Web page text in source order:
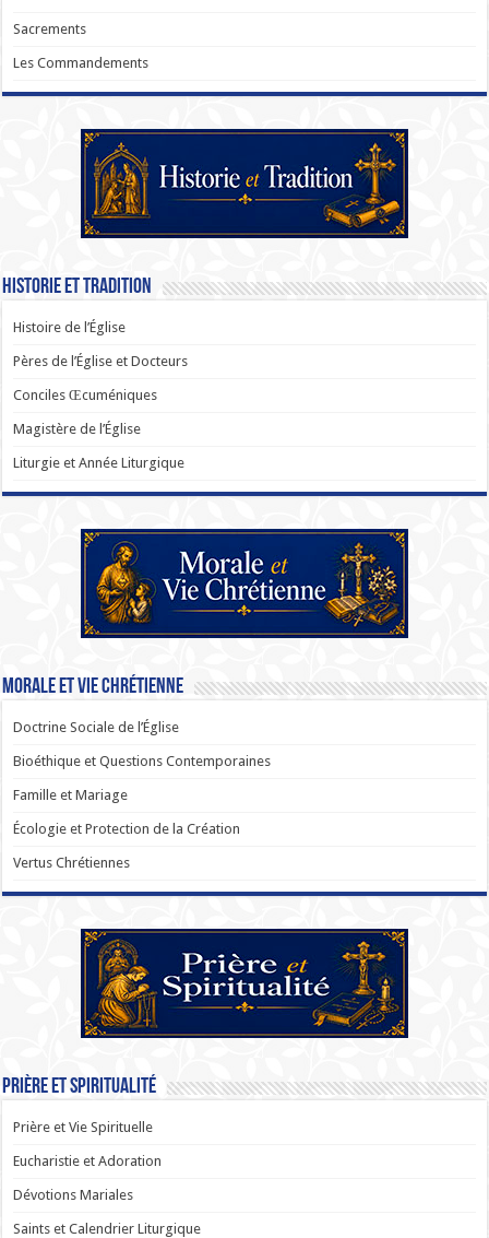
Sacrements
Les Commandements
Historie et Tradition
Histoire de l’Église
Pères de l’Église et Docteurs
Conciles Œcuméniques
Magistère de l’Église
Liturgie et Année Liturgique
Morale et Vie Chrétienne
Doctrine Sociale de l’Église
Bioéthique et Questions Contemporaines
Famille et Mariage
Écologie et Protection de la Création
Vertus Chrétiennes
Prière et Spiritualité
Prière et Vie Spirituelle
Eucharistie et Adoration
Dévotions Mariales
Saints et Calendrier Liturgique